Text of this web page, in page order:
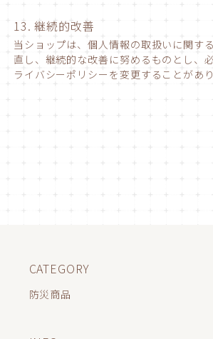
13. 継続的改善
当ショップは、個人情報の取扱いに関す
直し、継続的な改善に努めるものとし、
ライバシーポリシーを変更することがあり
CATEGORY
防災商品